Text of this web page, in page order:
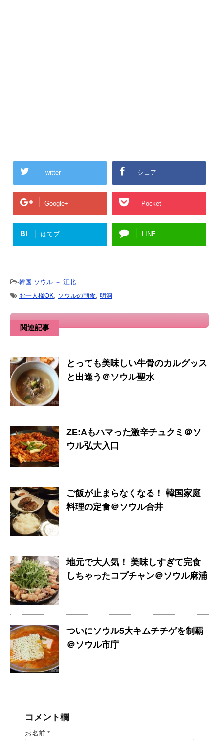
Twitter シェア
Google+ Pocket
B! はてブ LINE
-韓国 ソウル － 江北
-お一人様OK ソウルの朝食 明洞
関連記事
とっても美味しい牛骨のカルグッス
と出逢う＠ソウル聖水
ZE:Aもハマった激辛チュクミ＠ソ
ウル弘大入口
ご飯が止まらなくなる！ 韓国家庭
料理の定食＠ソウル合井
地元で大人気！ 美味しすぎて完食
しちゃったコプチャン＠ソウル麻浦
ついにソウル5大キムチチゲを制覇
＠ソウル市庁
コメント欄
お名前 *